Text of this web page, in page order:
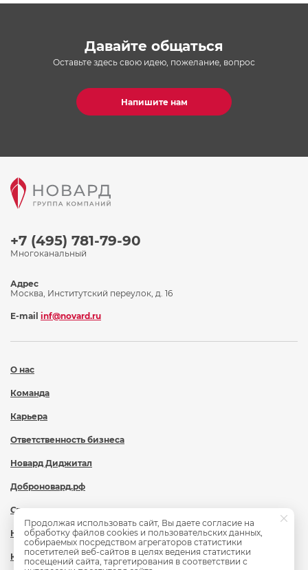
Давайте общаться
Оставьте здесь свою идею, пожелание, вопрос
Напишите нам
+7 (495) 781-79-90
Многоканальный
О нас
Команда
Карьера
Ответственность бизнеса
Новард Диджитал
Доброновард.рф
Статьи
Новости
Контакты
Адрес
Москва, Институтский переулок, д. 16
E-mail inf@novard.ru
Продолжая использовать сайт, Вы даете согласие на
обработку файлов cookies и пользовательских данных,
собираемых посредством агрегаторов статистики
посетителей веб-сайтов в целях ведения статистики
посещений сайта, таргетирования в соответствии с